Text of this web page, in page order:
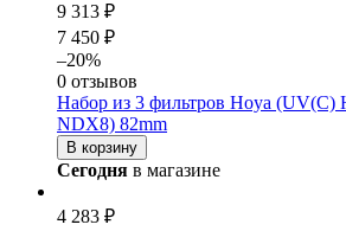
9 313 ₽
7 450 ₽
–20%
0 отзывов
Набор из 3 фильтров Hoya
NDX8) 82mm
В корзину
Сегодня в магазине
4 283 ₽